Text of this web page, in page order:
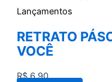
Lançamentos
RETRATO
VOCÊ
R$6,90